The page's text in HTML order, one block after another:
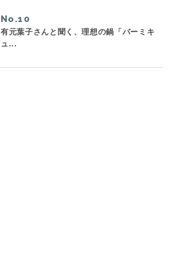
No.
有元葉子さんと聞く、理想の鍋「バーミキ
ュ...